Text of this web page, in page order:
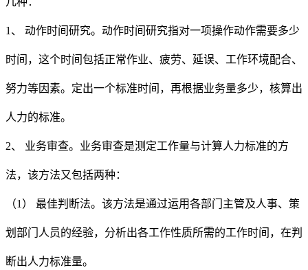
1、 动作时间研究。动作时间研究指对一项操作动作需要多少
时间，这个时间包括正常作业、疲劳、延误、工作环境配合、
努力等因素。定出一个标准时间，再根据业务量多少，核算出
人力的标准。
2、 业务审查。业务审查是测定工作量与计算人力标准的方
法，该方法又包括两种：
（1） 最佳判断法。该方法是通过运用各部门主管及人事、策
划部门人员的经验，分析出各工作性质所需的工作时间，在判
断出人力标准量。